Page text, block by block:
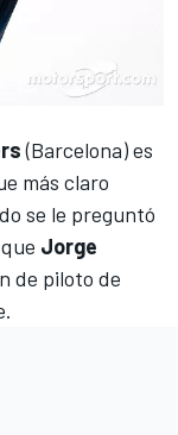
(Barcelona) es
más claro
se le preguntó
Jorge
de piloto de